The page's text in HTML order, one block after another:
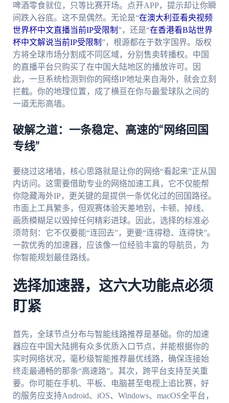
啤酒零食就位，只等比赛开场。点开APP，提示却让你瞬
间跌入谷底。这不是偶然。无论是“在澳大利亚看央视频
世界杯中文直播当前IP受限制 ”，还是“在香港看B站世界
杯中文解说当前IP受限制 ”，根源都在于数字国界。版权
方将全球市场分割成不同区域，分别售卖转播权。中国
的直播平台只购买了在中国大陆地区的播放许可。因
此，一旦系统检测到你的网络IP地址来自海外，就会立刻
拦截。你的地理位置，成了横亘在你与最爱球队之间的
一道无形高墙。
破解之道：一条稳定、高速的“网络回国
专线”
要绕过这堵墙，核心思路就是让你的网络“看起来”正从国
内访问。这需要借助专业的网络加速工具，它不仅能帮
你隐藏海外IP，更关键的是提供一条优化过的回国路径。
市面上工具繁多，但观赛体验天差地别，卡顿、掉线、
画质模糊足以毁掉任何精彩进球。因此，选择的标准必
须苛刻：它不仅要能“连回去”，更要“连得稳、连得快”。
一款优秀的加速器，应该像一位经验丰富的导航员，为
你智能规划最佳路线。
选择加速器，这六大功能点必须
盯紧
首先，全球节点分布与智能线路推荐是基础。你的加速
器应在中国大陆拥有众多优质入口节点，并能根据你的
实时网络状况，毫秒级智能推荐最优线路，确保连接始
终走最通畅的那条“高速路”。其次，跨平台支持至关重
要。你可能在手机、平板、电脑甚至电视上追比赛，好
的服务应支持Android、iOS、Windows、macOS全平台，